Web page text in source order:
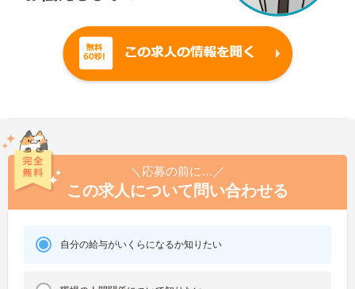
＼応募の前に…／
この求人について問い合わせる
自分の給与がいくらになるか知りたい